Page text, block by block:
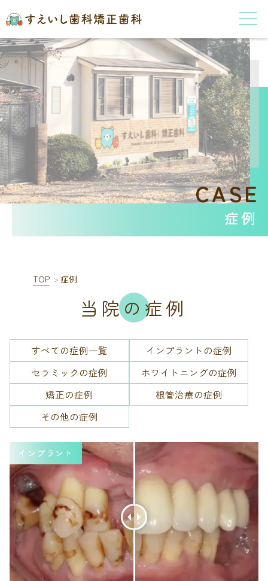
CASE
症例
TOP 症例
当院の症例
すべての症例一覧
インプラントの症例
セラミックの症例
ホワイトニングの症例
矯正の症例
根管治療の症例
その他の症例
インプラント